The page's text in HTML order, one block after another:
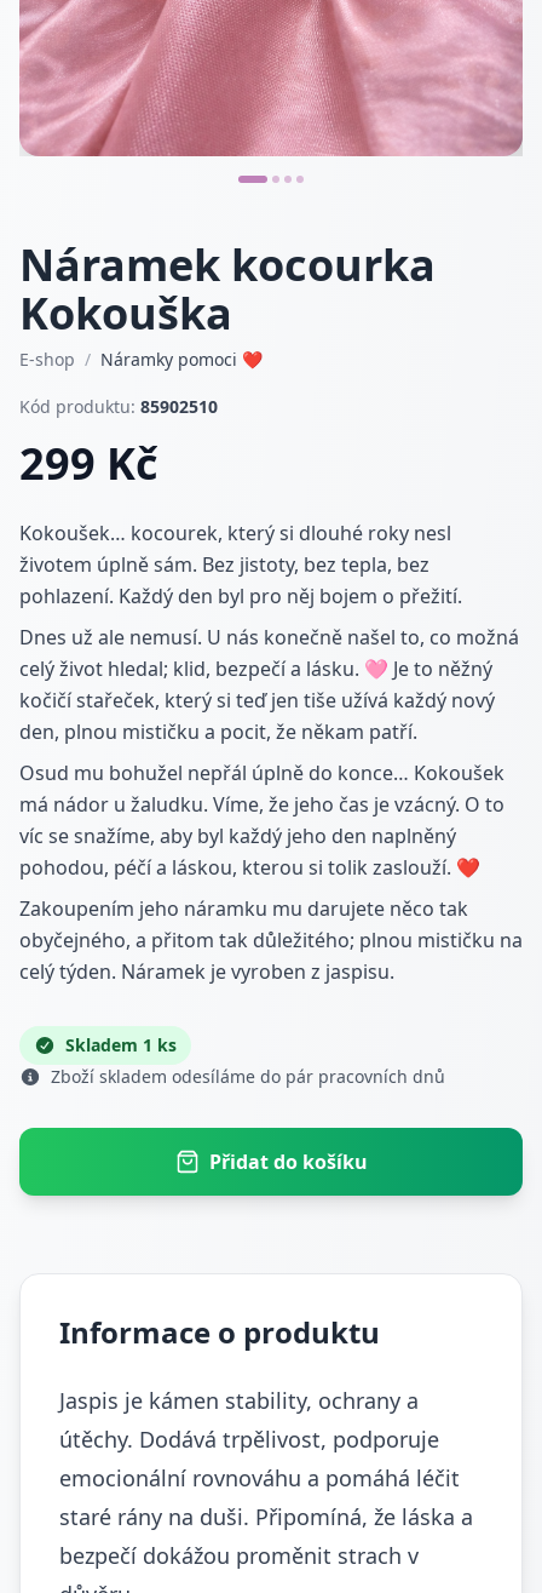
Náramek kocourka
Kokouška
E-shop / Náramky pomoci ❤
Kód produktu: 85902510
299 Kč
Kokoušek… kocourek, který si dlouhé roky nesl
životem úplně sám. Bez jistoty, bez tepla, bez
pohlazení. Každý den byl pro něj bojem o přežití.
Dnes už ale nemusí. U nás konečně našel to, co možná
celý život hledal; klid, bezpečí a lásku. 🩷 Je to něžný
kočičí stařeček, který si teď jen tiše užívá každý nový
den, plnou mističku a pocit, že někam patří.
Osud mu bohužel nepřál úplně do konce… Kokoušek
má nádor u žaludku. Víme, že jeho čas je vzácný. O to
víc se snažíme, aby byl každý jeho den naplněný
pohodou, péčí a láskou, kterou si tolik zaslouží. ❤️
Zakoupením jeho náramku mu darujete něco tak
obyčejného, a přitom tak důležitého; plnou mističku na
celý týden. Náramek je vyroben z jaspisu.
Skladem 1 ks
Zboží skladem odesíláme do pár pracovních dnů
Přidat do košíku
Informace o produktu
Jaspis je kámen stability, ochrany a
útěchy. Dodává trpělivost, podporuje
emocionální rovnováhu a pomáhá léčit
staré rány na duši. Připomíná, že láska a
bezpečí dokážou proměnit strach v